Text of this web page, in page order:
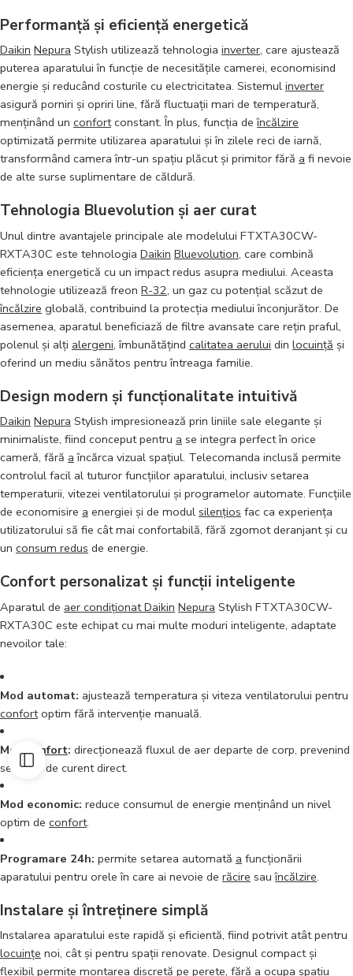
Performanță și eficiență energetică
Daikin Nepura Stylish utilizează tehnologia inverter, care ajustează
puterea aparatului în funcție de necesitățile camerei, economisind
energie și reducând costurile cu electricitatea. Sistemul inverter
asigură porniri și opriri line, fără fluctuații mari de temperatură,
menținând un confortconstant. În plus, funcția deîncălzire
optimizată permite utilizarea aparatului și în zilele reci de iarnă,
transformând camera într-un spațiu plăcut și primitor fără a fi nevoie
de alte surse suplimentare de căldură.
Tehnologia Bluevolution și aer curat
Unul dintre avantajele principale ale modelului FTXTA30CW-
RXTA30C este tehnologia Daikin Bluevolution, care combină
eficiența energetică cu un impact redus asupra mediului. Aceasta
tehnologie utilizează freon R-32, un gaz cu potențial scăzut de
încălzire globală, contribuind la protecția mediului înconjurător. De
asemenea, aparatul beneficiază de filtre avansate care rețin praful,
polenul și alți alergeni, îmbunătățind calitatea aerului din locuință și
oferind un mediu sănătos pentru întreaga familie.
Design modern și funcționalitate intuitivă
Daikin Nepura Stylish impresionează prin liniile sale elegante și
minimaliste, fiind conceput pentru a se integra perfect în orice
cameră, fără a încărca vizual spațiul. Telecomanda inclusă permite
controlul facil al tuturor funcțiilor aparatului, inclusiv setarea
temperaturii, vitezei ventilatorului și programelor automate. Funcțiile
de economisire a energiei și de modul silențios fac ca experiența
utilizatorului să fie cât mai confortabilă, fără zgomot deranjant și cu
un consum redus de energie.
Confort personalizat și funcții inteligente
Aparatul de aer condiționat Daikin Nepura Stylish FTXTA30CW-
RXTA30C este echipat cu mai multe moduri inteligente, adaptate
nevoilor tale:
Mod automat: ajustează temperatura și viteza ventilatorului pentru
confortoptim fără intervenție manuală.
Modconfort: direcționează fluxul de aer departe de corp, prevenind
senzația de curent direct.
Mod economic: reduce consumul de energie menținând un nivel
optim de confort.
Programare 24h: permite setarea automată a funcționării
aparatului pentru orele în care ai nevoie de răcire sauîncălzire.
Instalare și întreținere simplă
Instalarea aparatului este rapidă și eficientă, fiind potrivit atât pentru
locuințe noi, cât și pentru spații renovate. Designul compact și
flexibil permite montarea discretă pe perete, fără a ocupa spațiu